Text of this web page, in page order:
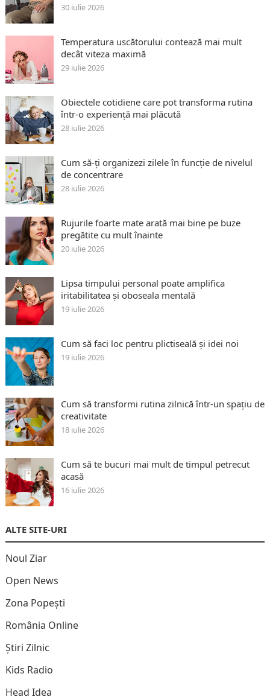
30 iulie 2026
Temperatura uscătorului contează mai mult
decât viteza maximă
29 iulie 2026
Obiectele cotidiene care pot transforma rutina
într-o experiență mai plăcută
28 iulie 2026
Cum să-ți organizezi zilele în funcție de nivelul
de concentrare
28 iulie 2026
Rujurile foarte mate arată mai bine pe buze
pregătite cu mult înainte
20 iulie 2026
Lipsa timpului personal poate amplifica
iritabilitatea și oboseala mentală
19 iulie 2026
Cum să faci loc pentru plictiseală și idei noi
19 iulie 2026
Cum să transformi rutina zilnică într-un spațiu de
creativitate
18 iulie 2026
Cum să te bucuri mai mult de timpul petrecut
acasă
16 iulie 2026
ALTE SITE-URI
Noul Ziar
Open News
Zona Popești
România Online
Știri Zilnic
Kids Radio
Head Idea